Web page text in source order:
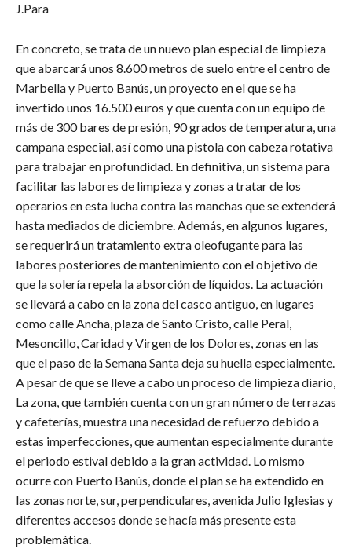
J.Para
En concreto, se trata de un nuevo plan especial de limpieza
que abarcará unos 8.600 metros de suelo entre el centro de
Marbella y Puerto Banús, un proyecto en el que se ha
invertido unos 16.500 euros y que cuenta con un equipo de
más de 300 bares de presión, 90 grados de temperatura, una
campana especial, así como una pistola con cabeza rotativa
para trabajar en profundidad. En definitiva, un sistema para
facilitar las labores de limpieza y zonas a tratar de los
operarios en esta lucha contra las manchas que se extenderá
hasta mediados de diciembre. Además, en algunos lugares,
se requerirá un tratamiento extra oleofugante para las
labores posteriores de mantenimiento con el objetivo de
que la solería repela la absorción de líquidos. La actuación
se llevará a cabo en la zona del casco antiguo, en lugares
como calle Ancha, plaza de Santo Cristo, calle Peral,
Mesoncillo, Caridad y Virgen de los Dolores, zonas en las
que el paso de la Semana Santa deja su huella especialmente.
A pesar de que se lleve a cabo un proceso de limpieza diario,
La zona, que también cuenta con un gran número de terrazas
y cafeterías, muestra una necesidad de refuerzo debido a
estas imperfecciones, que aumentan especialmente durante
el periodo estival debido a la gran actividad. Lo mismo
ocurre con Puerto Banús, donde el plan se ha extendido en
las zonas norte, sur, perpendiculares, avenida Julio Iglesias y
diferentes accesos donde se hacía más presente esta
problemática.